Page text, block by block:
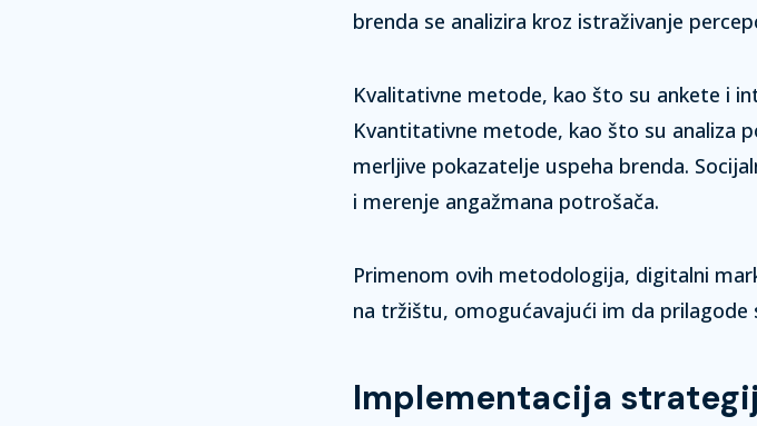
brenda se analizira kroz istraživanje
Kvalitativne metode, kao što su ankete i
Kvantitativne metode, kao što su analiza
merljive pokazatelje uspeha brenda.
i merenje angažmana potrošača.
Primenom ovih metodologija, digitalni
na tržištu, omogućavajući im da
Implementacija